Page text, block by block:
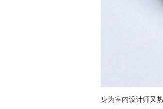
身为室内设计师又